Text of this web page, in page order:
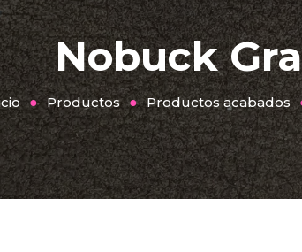
Nobuck
Productos Productos acabados